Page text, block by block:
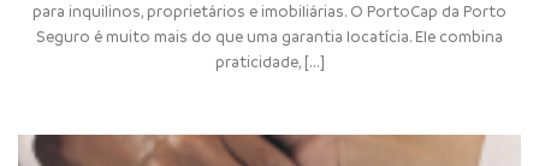
para inquilinos, proprietários e imobiliárias. O PortoCap da Porto
Seguro é muito mais do que uma garantia locatícia. Ele combina
praticidade, [...]